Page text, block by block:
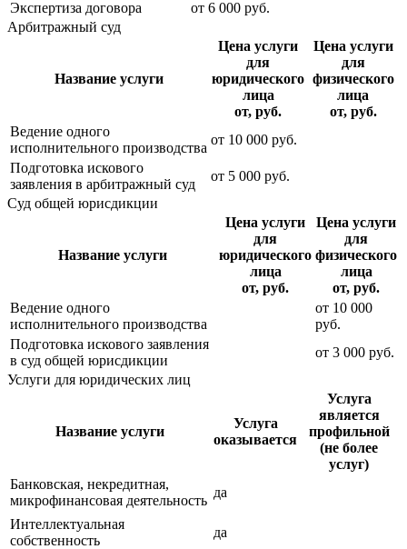
Экспертиза договора от 6 000 руб.
Арбитражный суд
Название услуги
Цена услуги
для
юридического
лица
от, руб.
Цена услуги
для
физического
лица
от, руб.
Ведение одного
исполнительного производства
от 10 000 руб.
Подготовка искового
заявления в арбитражный суд
от 5 000 руб.
Суд общей юрисдикции
Название услуги
Цена услуги
для
юридического
лица
от, руб.
Цена услуги
для
физического
лица
от, руб.
Ведение одного
исполнительного производства
от 10 000
руб.
Подготовка искового заявления
в суд общей юрисдикции
от 3 000 руб.
Услуги для юридических лиц
Название услуги
Услуга
оказывается
Услуга
является
профильной
(не более
услуг)
Банковская, некредитная,
микрофинансовая деятельность
да
Интеллектуальная
собственность
да